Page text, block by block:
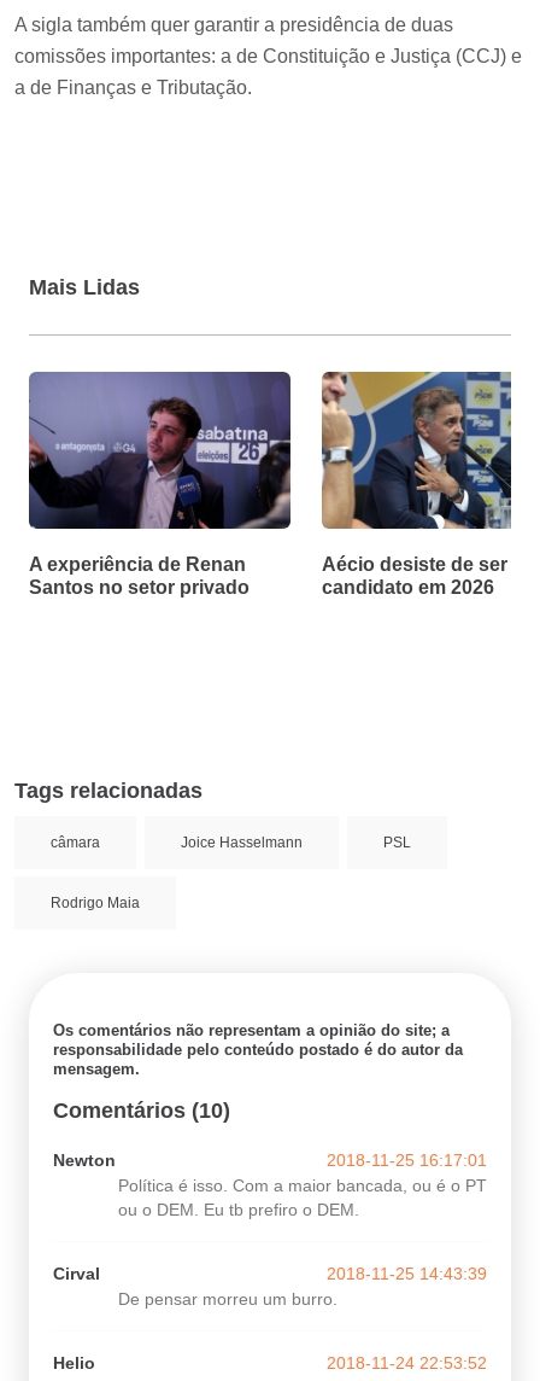
A sigla também quer garantir a presidência de duas
comissões importantes: a de Constituição e Justiça (CCJ) e
a de Finanças e Tributação.
Mais Lidas
A experiência de Renan
Santos no setor privado
Aécio desiste de ser
candidato em 2026
Tags relacionadas
câmara Joice Hasselmann PSL
Rodrigo Maia
Os comentários não representam a opinião do site; a
responsabilidade pelo conteúdo postado é do autor da
mensagem.
Comentários (10)
Newton
2018-11-25 16:17:01
Política é isso. Com a maior bancada, ou é o PT
ou o DEM. Eu tb prefiro o DEM.
Cirval
2018-11-25 14:43:39
De pensar morreu um burro.
Helio
2018-11-24 22:53:52